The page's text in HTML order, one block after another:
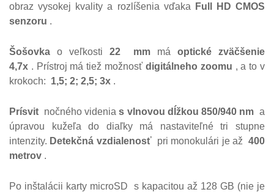
obraz vysokej kvality a rozlíšenia vďaka
Full HD CMOS
senzoru .
Šošovka o veľkosti 22 mm máoptické zväčšenie
4,7x . Prístroj má tiež možnosť digitálneho zoomu , a to v
krokoch: 1,5; 2; 2,5; 3x .
Prísvit nočného videnias vlnovou dĺžkou 850/940 nm a
úpravou kužeľa do diaľky má nastaviteľné tri stupne
intenzity. Detekčná vzdialenosťpri monokulári je až400
metrov .
Po inštalácii karty microSD s kapacitou až 128 GB (nie je